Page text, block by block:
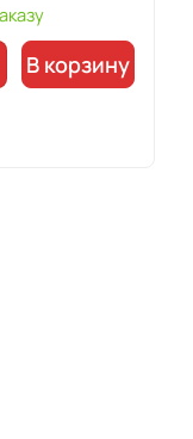
В корзину